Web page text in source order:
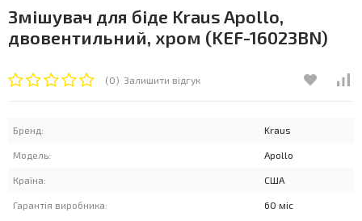
Змішувач для біде Kraus Apollo,
двовентильний, хром (KEF-16023BN)
(0) Залишити відгук
Бренд: Kraus
Модель: Apollo
Країна: США
Гарантія виробника: 60 міс